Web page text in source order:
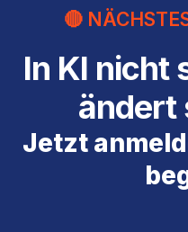
🔴
In KI nicht
ändert
Jetzt